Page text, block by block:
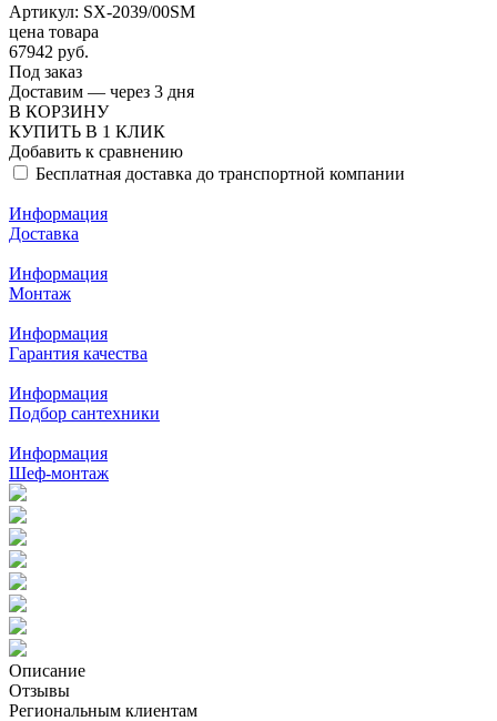
Артикул: SX-2039/00SM
цена товара
67942 руб.
Под заказ
Доставим — через 3 дня
В КОРЗИНУ
КУПИТЬ В 1 КЛИК
Добавить к сравнению
Бесплатная доставка до транспортной компании
Информация
Доставка
Информация
Монтаж
Информация
Гарантия качества
Информация
Подбор сантехники
Информация
Шеф-монтаж
Описание
Отзывы
Региональным клиентам